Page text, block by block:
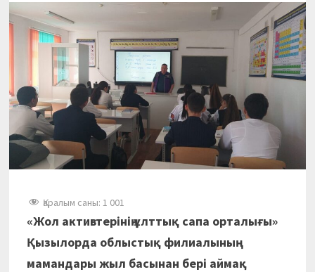
Қаралым саны: 1 001
«Жол активтерінің ұлттық сапа орталығы»
Қызылорда облыстық филиалының
мамандары жыл басынан бері аймақ